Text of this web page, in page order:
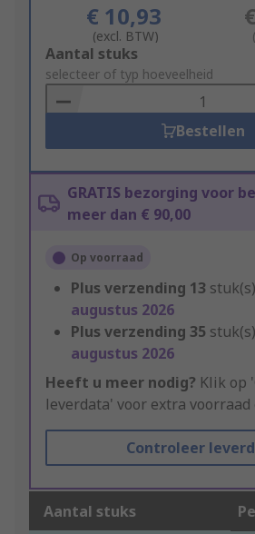
€ 10,93
(excl. BTW)
Add
to
Basket
Aantal stuks
selecteer of typ hoeveelheid
Bestellen
GRATIS bezorging voor
meer dan € 90,00
Op voorraad
Plus verzending 13
augustus 2026
Plus verzending 35
augustus 2026
Heeft u meer nodig? Klik op
leverdata' voor extra
Controleer
Aantal stuks